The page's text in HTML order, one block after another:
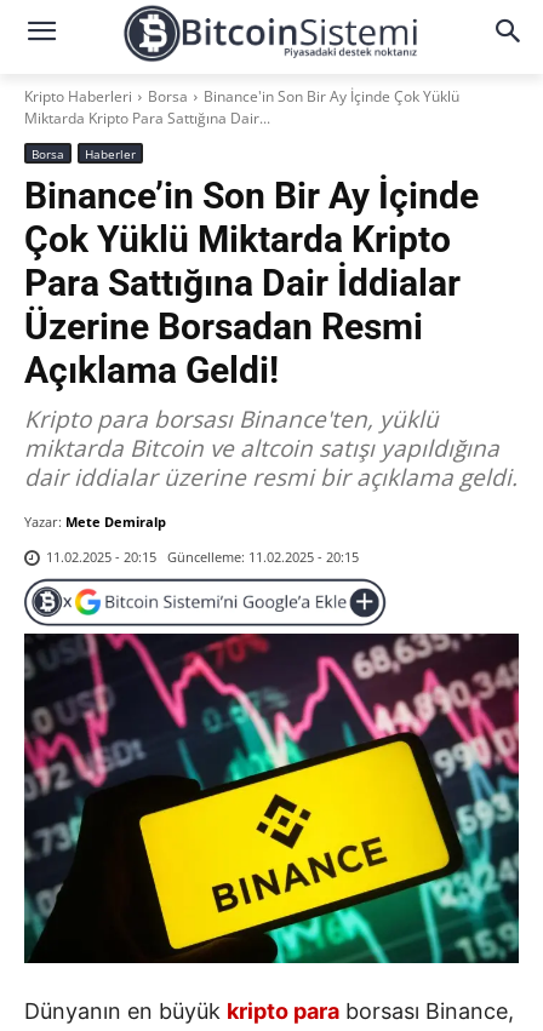
Kripto Haberleri Borsa
Binance'in Son Bir Ay İçinde Çok Yüklü
Miktarda Kripto Para Sattığına Dair...
Borsa Haberler
Binance’in Son Bir Ay İçinde
Çok Yüklü Miktarda Kripto
Para Sattığına Dair İddialar
Üzerine Borsadan Resmi
Açıklama Geldi!
Kripto para borsası Binance'ten, yüklü
miktarda Bitcoin ve altcoin satışı yapıldığına
dair iddialar üzerine resmi bir açıklama geldi.
Yazar: Mete Demiralp
11.02.2025 - 20:15 Güncelleme: 11.02.2025 - 20:15
Dünyanın en büyük kripto para borsası Binance,